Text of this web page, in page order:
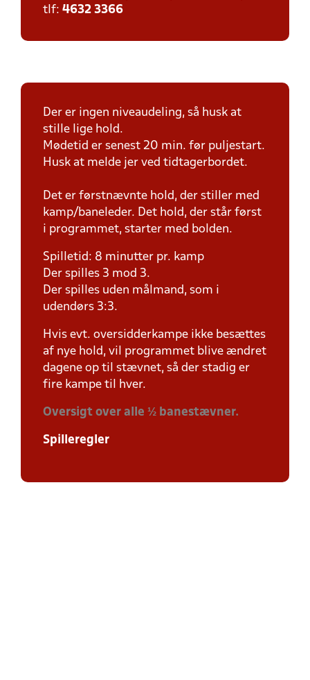
tlf: 4632 3366
Der er ingen niveaudeling, så husk at
stille lige hold.
Mødetid er senest 20 min. før puljestart.
Husk at melde jer ved tidtagerbordet.
Det er førstnævnte hold, der stiller med
kamp/baneleder. Det hold, der står først
i programmet, starter med bolden.
Spilletid: 8 minutter pr. kamp
Der spilles 3 mod 3.
Der spilles uden målmand, som i
udendørs 3:3.
Hvis evt. oversidderkampe ikke besættes
af nye hold, vil programmet blive ændret
dagene op til stævnet, så der stadig er
fire kampe til hver.
Oversigt over alle ½ banestævner.
Spilleregler